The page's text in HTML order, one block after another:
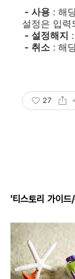
- 사용 : 해
설정은 입력
- 설정해지
- 취소 : 해
27
'티스토리 가이